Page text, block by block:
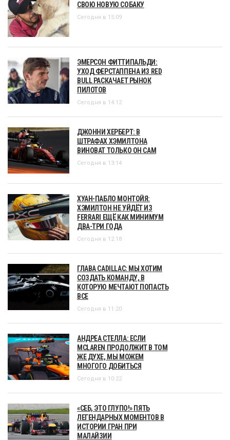
СВОЮ НОВУЮ СОБАКУ
Сегодня в 15:09
ЭМЕРСОН ФИТТИПАЛЬДИ:
УХОД ФЕРСТАППЕНА ИЗ RED
BULL РАСКАЧАЕТ РЫНОК
ПИЛОТОВ
Сегодня в 14:12
ДЖОННИ ХЕРБЕРТ: В
ШТРАФАХ ХЭМИЛТОНА
ВИНОВАТ ТОЛЬКО ОН САМ
Сегодня в 13:14
ХУАН-ПАБЛО МОНТОЙЯ:
ХЭМИЛТОН НЕ УЙДЁТ ИЗ
FERRARI ЕЩЁ КАК МИНИМУМ
ДВА-ТРИ ГОДА
Сегодня в 12:18
ГЛАВА CADILLAC: МЫ ХОТИМ
СОЗДАТЬ КОМАНДУ, В
КОТОРУЮ МЕЧТАЮТ ПОПАСТЬ
ВСЕ
Сегодня в 11:20
АНДРЕА СТЕЛЛА: ЕСЛИ
MCLAREN ПРОДОЛЖИТ В ТОМ
ЖЕ ДУХЕ, МЫ МОЖЕМ
МНОГОГО ДОБИТЬСЯ
Сегодня в 10:22
«СЕБ, ЭТО ГЛУПО!» ПЯТЬ
ЛЕГЕНДАРНЫХ МОМЕНТОВ В
ИСТОРИИ ГРАН ПРИ
МАЛАЙЗИИ